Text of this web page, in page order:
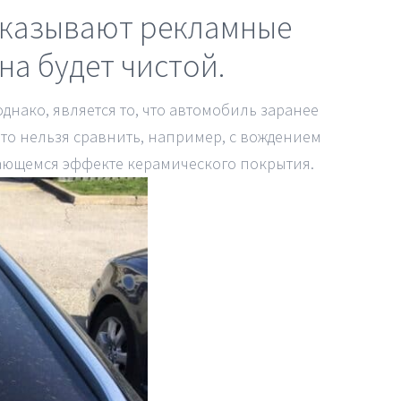
рекламные
будет чистой.
является то, что автомобиль заранее
нельзя сравнить, например, с вождением
эффекте керамического покрытия.